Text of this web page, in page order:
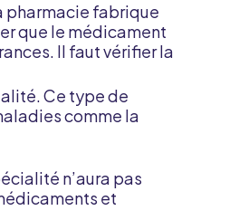
pharmacie fabrique
que le médicament
Il faut vérifier la
Ce type de
comme la
n’aura pas
et